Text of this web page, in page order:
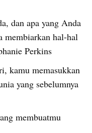
dan apa yang Anda
membiarkan hal-hal
Perkins
kamu memasukkan
yang sebelumnya
membuatmu